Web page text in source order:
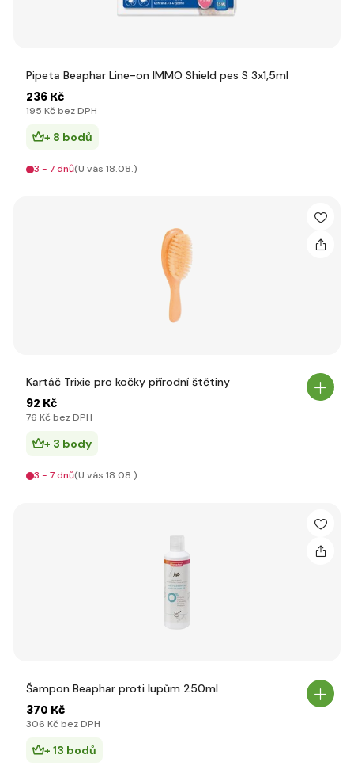
Pipeta Beaphar Line-on IMMO Shield pes S 3x1,5ml
236 Kč
195 Kč bez DPH
+ 8 bodů
3 - 7 dnů(U vás 18.08.)
Kartáč Trixie pro kočky přírodní štětiny
92 Kč
76 Kč bez DPH
+ 3 body
3 - 7 dnů(U vás 18.08.)
Šampon Beaphar proti lupům 250ml
370 Kč
306 Kč bez DPH
+ 13 bodů